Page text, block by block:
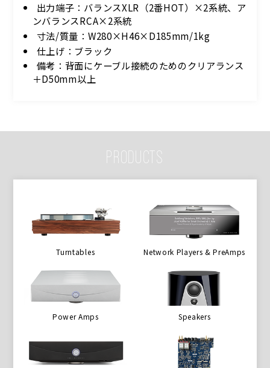
出力端子：バランスXLR（2番HOT）×2系統、ア
ンバランスRCA×2系統
寸法/質量：W280×H46×D185mm/1kg
仕上げ：ブラック
備考：背面にケーブル接続のためのクリアランス
＋D50mm以上
PRODUCTS
Turntables Network Players & PreAmps
Power Amps Speakers